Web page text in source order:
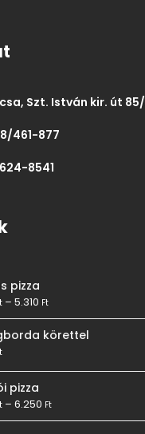
Szt. István kir. út
461-877
8541
pizza
–5.310 Ft
körettel
pizza
–6.250 Ft